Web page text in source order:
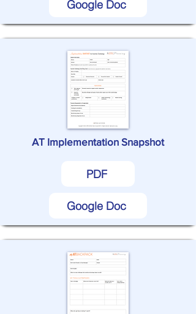
Google Doc
AT Implementation Snapshot
PDF
Google Doc